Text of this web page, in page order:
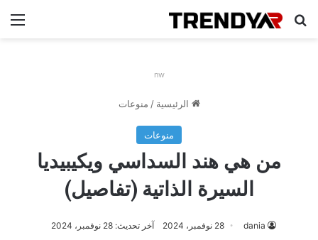
بحث عن
nw
الرئيسية / منوعات
منوعات
من هي هند السداسي ويكيبيديا
السيرة الذاتية (تفاصيل)
dania 28 نوفمبر، 2024 آخر تحديث: 28 نوفمبر، 2024